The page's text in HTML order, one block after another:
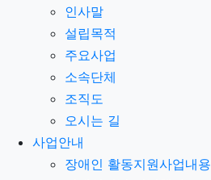
인사말
설립목적
주요사업
소속단체
조직도
오시는 길
사업안내
장애인 활동지원사업내용